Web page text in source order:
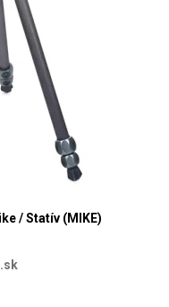
/ Statív (MIKE)